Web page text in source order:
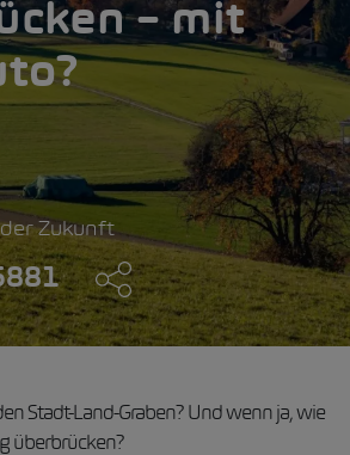
– mit
Zukunft
Stadt-Land-Graben? Und wenn ja, wie
überbrücken?